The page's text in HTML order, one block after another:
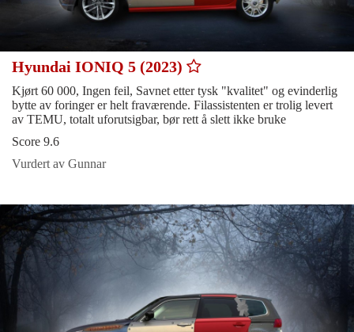
Hyundai IONIQ 5 (2023)
Kjørt 60 000, Ingen feil, Savnet etter tysk "kvalitet" og evinderlig
bytte av foringer er helt fraværende. Filassistenten er trolig levert
av TEMU, totalt uforutsigbar, bør rett å slett ikke bruke
Score 9.6
Vurdert av Gunnar